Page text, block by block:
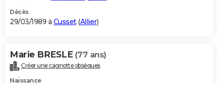
Décès
29/03/1989 à Cusset(Allier)
Marie BRESLE (77 ans)
Créer une cagnotte obsèques
Naissance